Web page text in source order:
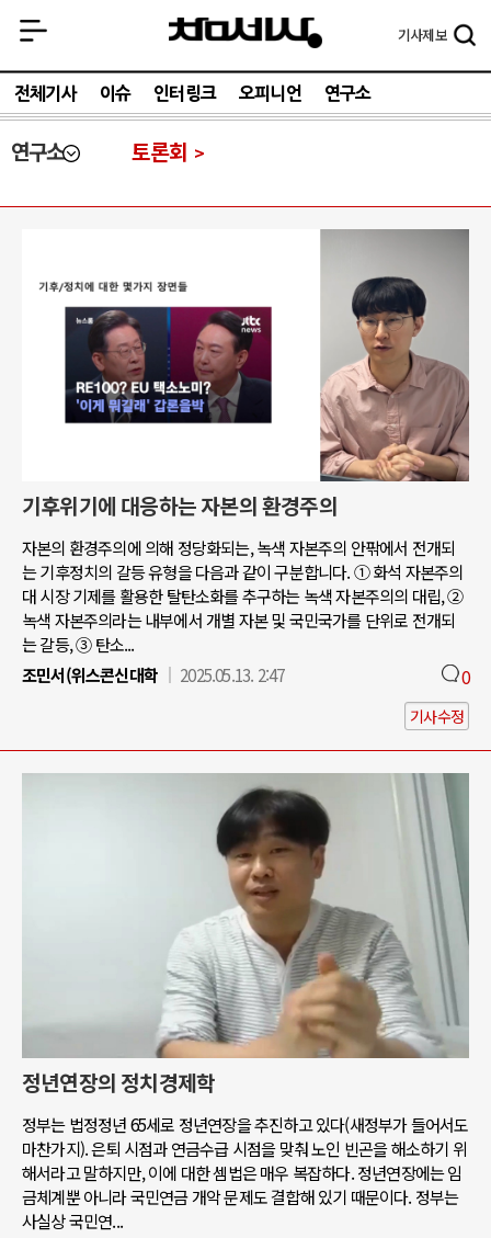
기사제보
전체기사 이슈 인터링크 오피니언 연구소
연구소 토론회
기후위기에 대응하는 자본의 환경주의
자본의 환경주의에 의해 정당화되는, 녹색 자본주의 안팎에서 전개되
는 기후정치의 갈등 유형을 다음과 같이 구분합니다. ① 화석 자본주의
대 시장 기제를 활용한 탈탄소화를 추구하는 녹색 자본주의의 대립, ②
녹색 자본주의라는 내부에서 개별 자본 및 국민국가를 단위로 전개되
는 갈등, ③ 탄소...
조민서(위스콘신대학
2025.05.13. 2:47 0
기사수정
정년연장의 정치경제학
정부는 법정정년 65세로 정년연장을 추진하고 있다(새정부가 들어서도
마찬가지). 은퇴 시점과 연금수급 시점을 맞춰 노인 빈곤을 해소하기 위
해서라고 말하지만, 이에 대한 셈법은 매우 복잡하다. 정년연장에는 임
금체계뿐 아니라 국민연금 개악 문제도 결합해 있기 때문이다. 정부는
사실상 국민연...